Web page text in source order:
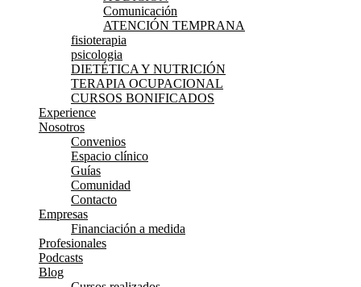
Comunicación
ATENCIÓN TEMPRANA
fisioterapia
psicologia
DIETÉTICA Y NUTRICIÓN
TERAPIA OCUPACIONAL
CURSOS BONIFICADOS
Experience
Nosotros
Convenios
Espacio clínico
Guías
Comunidad
Contacto
Empresas
Financiación a medida
Profesionales
Podcasts
Blog